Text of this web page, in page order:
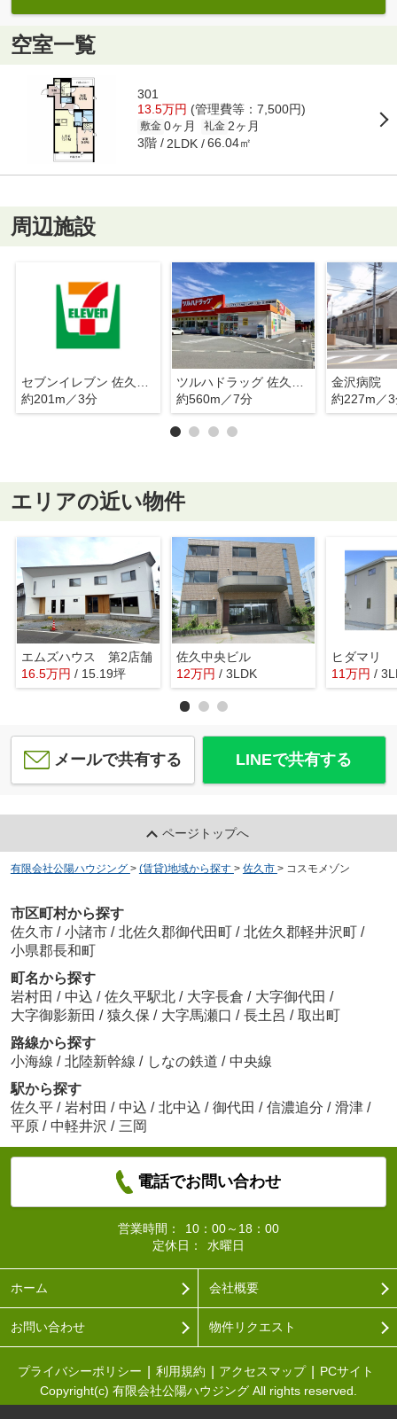
空室一覧
301
13.5万円 (管理費等：7,500円)
敷金 0ヶ月 礼金 2ヶ月
3階 2LDK 66.04㎡
周辺施設
約201m／3分
約560m／7分
金沢病院
約227m／
エリアの近い物件
エムズハウス 第2店舗
16.5万円 / 15.19坪
佐久中央ビル
12万円 / 3LDK
ヒダマリ
11万円 /
メールで共有する LINEで共有する
ページトップへ
有限会社公陽ハウジング > (賃貸)地域から探す > 佐久市 > コスモメゾン
市区町村から探す
佐久市 / 小諸市 / 北佐久郡御代田町 / 北佐久郡軽井沢町 /
小県郡長和町
町名から探す
岩村田 / 中込 / 佐久平駅北 / 大字長倉 / 大字御代田 /
大字御影新田 / 猿久保 / 大字馬瀬口 / 長土呂 / 取出町
路線から探す
小海線 / 北陸新幹線 / しなの鉄道 / 中央線
駅から探す
佐久平 / 岩村田 / 中込 / 北中込 / 御代田 / 信濃追分 / 滑津 /
平原 / 中軽井沢 / 三岡
電話でお問い合わせ
営業時間：
10：00～18：00
定休日：
水曜日
ホーム 会社概要
お問い合わせ 物件リクエスト
プライバシーポリシー 利用規約 アクセスマップ
PCサイト
Copyright(c) 有限会社公陽ハウジング All rights reserved.